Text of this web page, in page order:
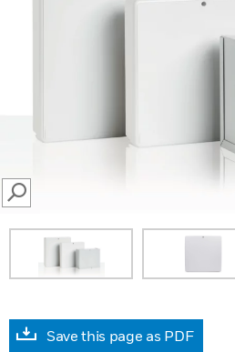
SEARCH
Save this page as PDF